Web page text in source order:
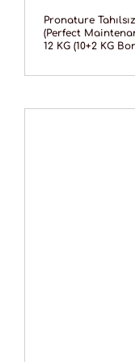
Pronature
(Perfect
12 KG (10+2 KG